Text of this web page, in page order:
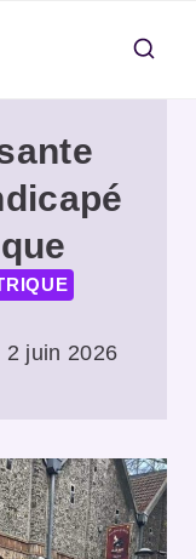
2 juin 2026